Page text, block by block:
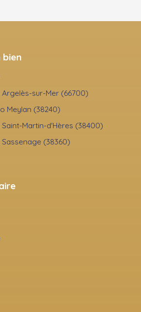
bien
sur-Mer (66700)
Meylan (38240)
Martin-d'Hères (38400)
(38360)